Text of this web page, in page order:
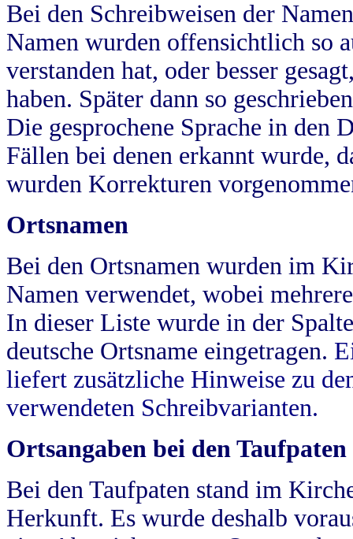
Bei den Schreibweisen der
Namen wurden offensichtlich so
verstanden hat, oder besser
haben. Später dann so
Die gesprochene Sprache in
Fällen bei denen erkannt wurde,
wurden Korrekturen
Ortsnamen
Bei den Ortsnamen wurden im
Namen verwendet, wobei
In dieser Liste wurde in der
deutsche Ortsname eingetragen.
liefert zusätzliche Hinweise zu
verwendeten Schreibvarianten.
Ortsangaben bei den Taufpaten
Bei den Taufpaten stand im
Herkunft. Es wurde deshalb